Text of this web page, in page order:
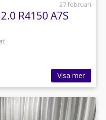
27 februari
R4150 A7S
Visa mer